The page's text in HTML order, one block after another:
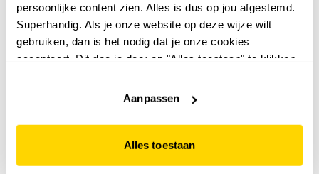
persoonlijke content zien. Alles is dus op jou afgestemd.
Superhandig. Als je onze website op deze wijze wilt
gebruiken, dan is het nodig dat je onze cookies
accepteert. Dit doe je door op "Alles toestaan" te klikken.
website niet optimaal functioneert.
Aanpassen
Alles toestaan